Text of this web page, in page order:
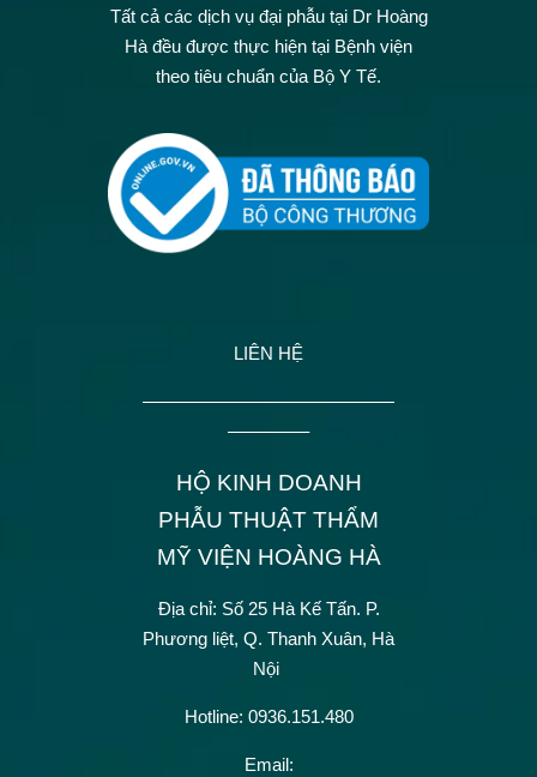
Tất cả các dịch vụ đại phẫu tại Dr Hoàng
Hà đều được thực hiện tại Bệnh viện
theo tiêu chuẩn của Bộ Y Tế.
LIÊN HỆ
——————————————
————–
HỘ KINH DOANH
PHẪU THUẬT THẨM
MỸ VIỆN HOÀNG HÀ
Địa chỉ: Số 25 Hà Kế Tấn. P.
Phương liệt, Q. Thanh Xuân, Hà
Nội
Hotline: 0936.151.480
Email: